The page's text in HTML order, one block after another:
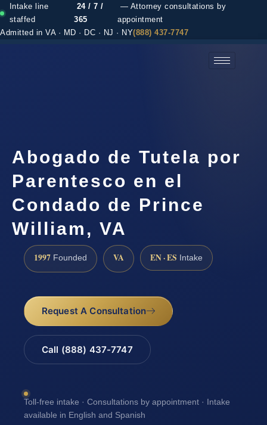
Intake line
staffed
24 / 7 /
365
— Attorney consultations by
appointment
Admitted in VA · MD · DC · NJ · NY(888) 437-7747
Abogado de Tutela por
Parentesco en el
Condado de Prince
William, VA
1997 Founded VA EN · ES Intake
Request A Consultation
Call (888) 437-7747
Toll-free intake · Consultations by appointment · Intake
available in English and Spanish